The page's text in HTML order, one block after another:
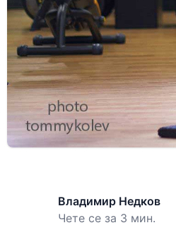
Владимир Недков
Чете се за 3 мин.